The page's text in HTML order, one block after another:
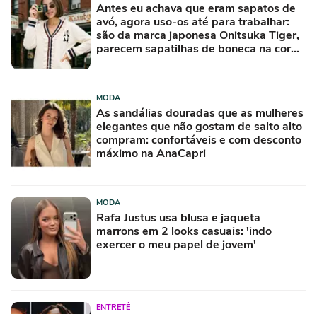
Antes eu achava que eram sapatos de
avó, agora uso-os até para trabalhar:
são da marca japonesa Onitsuka Tiger,
parecem sapatilhas de boneca na cor
MODA
As sandálias douradas que as mulheres
elegantes que não gostam de salto alto
compram: confortáveis e com desconto
máximo na AnaCapri
MODA
Rafa Justus usa blusa e jaqueta
marrons em 2 looks casuais: 'indo
exercer o meu papel de jovem'
ENTRETÊ